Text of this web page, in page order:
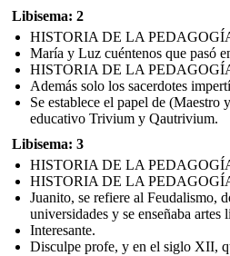
Libisema: 2
HISTORIA DE LA
María y Luz cuéntenos que pasó
HISTORIA DE LA
Además solo los sacerdotes
Se establece el papel de
educativo Trivium y Qautrivium.
Libisema: 3
HISTORIA DE LA
HISTORIA DE LA
Juanito, se refiere al Feudalismo,
universidades y se enseñaba artes
Interesante.
Disculpe profe, y en el siglo XII,